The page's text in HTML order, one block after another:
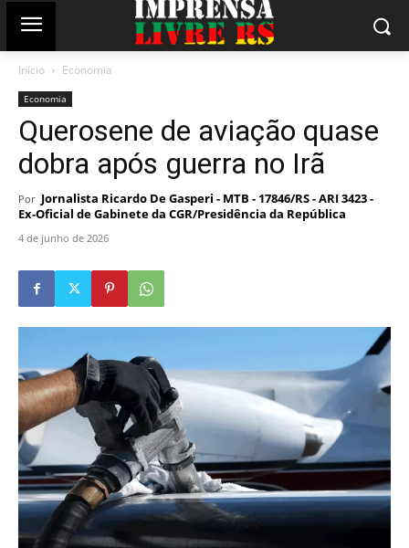
Início Economia
Economia
Querosene de aviação quase
dobra após guerra no Irã
Por Jornalista Ricardo De Gasperi - MTB - 17846/RS - ARI 3423 -
Ex-Oficial de Gabinete da CGR/Presidência da República
4 de junho de 2026